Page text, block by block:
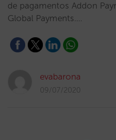
de pagamentos Addon
Global Payments.…
evabarona
09/07/2020